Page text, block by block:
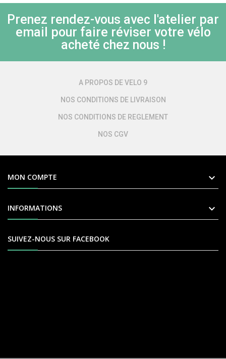
Prenez rendez-vous avec l'atelier par
email pour faire réviser votre vélo
acheté chez nous !
A PROPOS DE VELO 9
NOS CONDITIONS DE LIVRAISON
NOS CONDITIONS DE REGLEMENT
NOS CGV
MON COMPTE 
INFORMATIONS 
SUIVEZ-NOUS SUR FACEBOOK